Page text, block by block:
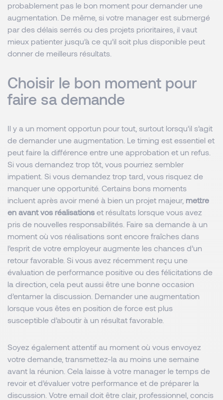
probablement pas le bon moment pour demander une
augmentation. De même, si votre manager est submergé
par des délais serrés ou des projets prioritaires, il vaut
mieux patienter jusqu’à ce qu’il soit plus disponible peut
donner de meilleurs résultats.
Choisir le bon moment pour
faire sa demande
Il y a un moment opportun pour tout, surtout lorsqu’il s’agit
de demander une augmentation. Le timing est essentiel et
peut faire la différence entre une approbation et un refus.
Si vous demandez trop tôt, vous pourriez sembler
impatient. Si vous demandez trop tard, vous risquez de
manquer une opportunité. Certains bons moments
incluent après avoir mené à bien un projet majeur, mettre
en avant vos réalisations et résultats lorsque vous avez
pris de nouvelles responsabilités. Faire sa demande à un
moment où vos réalisations sont encore fraîches dans
l’esprit de votre employeur augmente les chances d’un
retour favorable. Si vous avez récemment reçu une
évaluation de performance positive ou des félicitations de
la direction, cela peut aussi être une bonne occasion
d’entamer la discussion. Demander une augmentation
lorsque vous êtes en position de force est plus
susceptible d’aboutir à un résultat favorable.
Soyez également attentif au moment où vous envoyez
votre demande, transmettez-la au moins une semaine
avant la réunion. Cela laisse à votre manager le temps de
revoir et d’évaluer votre performance et de préparer la
discussion. Votre email doit être clair, professionnel, concis